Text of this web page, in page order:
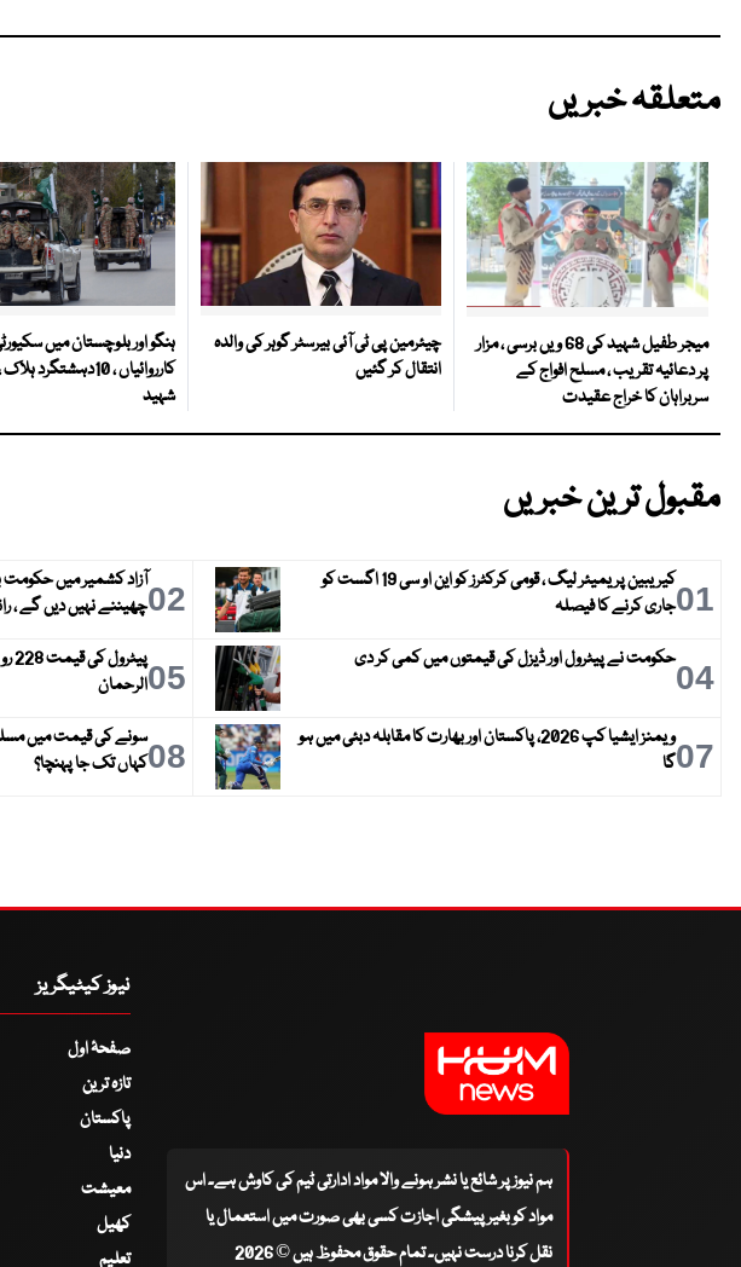
متعلقہ خبریں
میجر طفیل شہید کی 68 ویں برسی ، مزار
پر دعائیہ تقریب ، مسلح افواج کے
سربراہان کا خراج عقیدت
چیئرمین پی ٹی آئی بیرسٹر گوہر کی والدہ
انتقال کر گئیں
ہنگو اور بلوچستان میں
کارروائیاں ، 10دہشتگرد
شہید
مقبول ترین خبریں
01
کیریبین پریمیئر لیگ ، قومی کرکٹرز کو این او سی 19 اگست کو
جاری کرنے کا فیصلہ
02آزاد کشمیر میں حکومت
چھیننے نہیں دیں گے ، رانا
04حکومت نے پیٹرول اور ڈیزل کی قیمتوں میں کمی کر دی 05الرحمان
07
ویمنز ایشیا کپ 2026، پاکستان اور بھارت کا مقابلہ دبئی میں ہو
گا
08سونے کی قیمت میں
کہاں تک جا پہنچا؟
ہم نیوز پر شائع یا نشر ہونے والا مواد ادارتی ٹیم کی کاوش ہے۔ اس
مواد کو بغیر پیشگی اجازت کسی بھی صورت میں استعمال یا
نقل کرنا درست نہیں۔ تمام حقوق محفوظ ہیں © 2026
نیوز کیٹیگریز
صفحۂ اول
تازہ ترین
پاکستان
دنیا
معیشت
کھیل
تعلیم